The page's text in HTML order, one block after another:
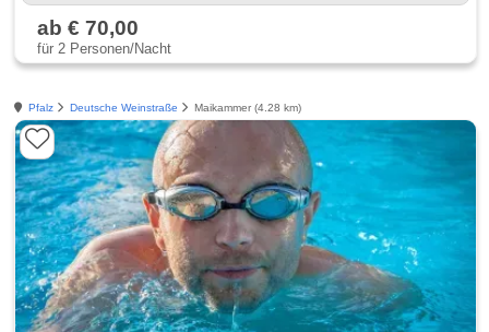
ab € 70,00
für 2 Personen/Nacht
Pfalz Deutsche Weinstraße Maikammer (4.28 km)